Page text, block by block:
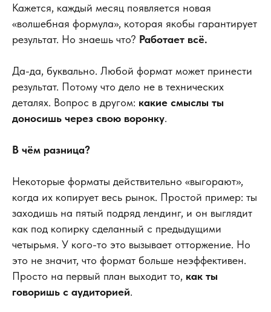
Кажется, каждый месяц появляется новая
«волшебная формула», которая якобы гарантирует
результат. Но знаешь что? Работает всё.
Да-да, буквально. Любой формат может принести
результат. Потому что дело не в технических
деталях. Вопрос в другом: какие смыслы ты
доносишь через свою воронку.
В чём разница?
Некоторые форматы действительно «выгорают»,
когда их копирует весь рынок. Простой пример: ты
заходишь на пятый подряд лендинг, и он выглядит
как под копирку сделанный с предыдущими
четырьмя. У кого-то это вызывает отторжение. Но
это не значит, что формат больше неэффективен.
Просто на первый план выходит то, как ты
говоришь с аудиторией.